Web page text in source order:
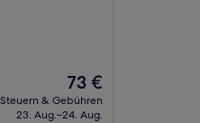
Der
Preis
beträgt
73 €
& Gebühren
23. Aug.–24. Aug.